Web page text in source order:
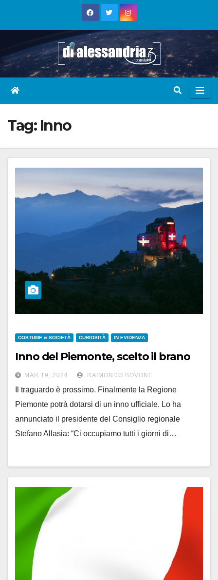
Tag: Inno
COSTUME & SOCIETÀ CURIOSITÀ IN EVIDENZA
Inno del Piemonte, scelto il brano
MAR 19, 2024 RAIMONDO BOVONE
Il traguardo è prossimo. Finalmente la Regione
Piemonte potrà dotarsi di un inno ufficiale. Lo ha
annunciato il presidente del Consiglio regionale
Stefano Allasia: “Ci occupiamo tutti i giorni di…